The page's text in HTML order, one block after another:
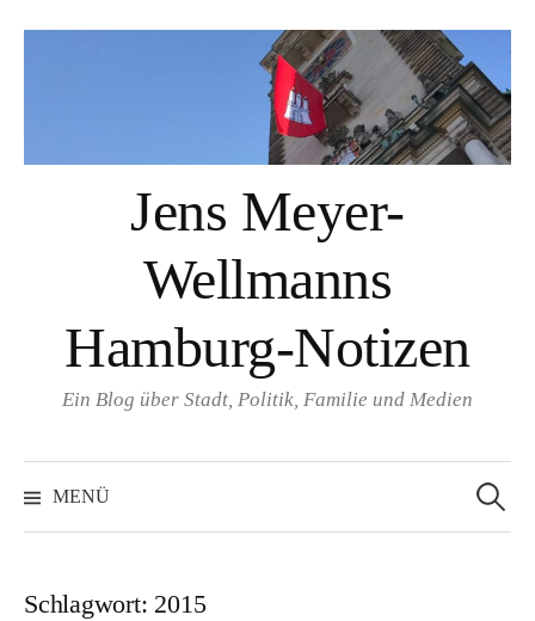
Jens Meyer-
Wellmanns
Hamburg-Notizen
Ein Blog über Stadt, Politik, Familie und Medien
MENÜ
nach:
Schlagwort: 2015